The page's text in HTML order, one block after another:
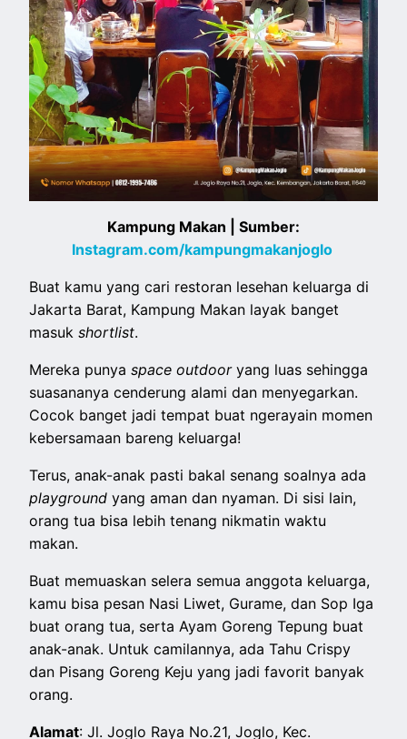
Kampung Makan | Sumber:
Instagram.com/kampungmakanjoglo
Buat kamu yang cari restoran lesehan keluarga di
Jakarta Barat, Kampung Makan layak banget
masukshortlist.
Mereka punyaspace outdooryang luas sehingga
suasananya cenderung alami dan menyegarkan.
Cocok banget jadi tempat buat ngerayain momen
kebersamaan bareng keluarga!
Terus, anak-anak pasti bakal senang soalnya ada
playgroundyang aman dan nyaman. Di sisi lain,
orang tua bisa lebih tenang nikmatin waktu
makan.
Buat memuaskan selera semua anggota keluarga,
kamu bisa pesan Nasi Liwet, Gurame, dan Sop Iga
buat orang tua, serta Ayam Goreng Tepung buat
anak-anak. Untuk camilannya, ada Tahu Crispy
dan Pisang Goreng Keju yang jadi favorit banyak
orang.
Alamat: Jl. Joglo Raya No.21, Joglo, Kec.